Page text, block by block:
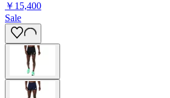
￥15,400
Sale